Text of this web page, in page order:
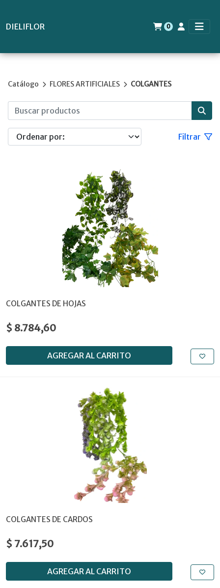
DIELIFLOR 0
Catálogo FLORES ARTIFICIALES COLGANTES
Filtrar
COLGANTES DE HOJAS
$ 8.784,60
AGREGAR AL CARRITO
COLGANTES DE CARDOS
$ 7.617,50
AGREGAR AL CARRITO